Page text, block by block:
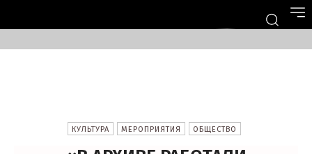
КУЛЬТУРА МЕРОПРИЯТИЯ ОБЩЕСТВО